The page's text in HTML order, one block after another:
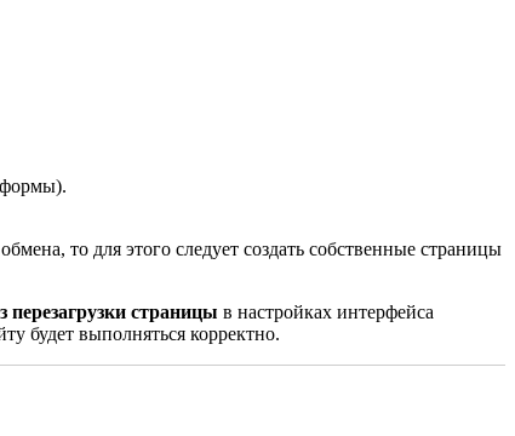
).
то для этого следует создать собственные страницы
перезагрузки страницы в настройках интерфейса
будет выполняться корректно.